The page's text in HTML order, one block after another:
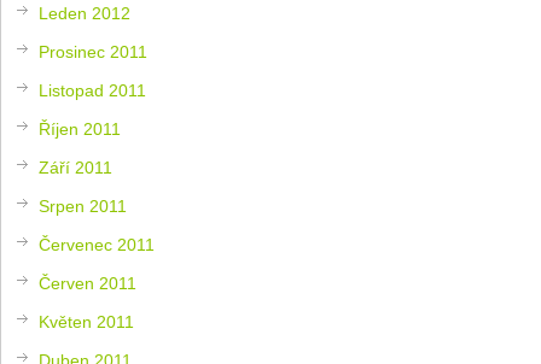
Leden 2012
Prosinec 2011
Listopad 2011
Říjen 2011
Září 2011
Srpen 2011
Červenec 2011
Červen 2011
Květen 2011